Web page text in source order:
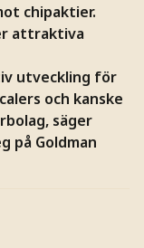
chipaktier.
attraktiva
utveckling för
och kanske
säger
på Goldman